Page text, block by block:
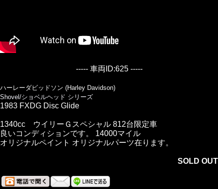
----- 車両ID:625 -----
ハーレーダビッドソン (Harley Davidson)
Shovel/ショベルヘッド シリーズ
1983 FXDG Disc Glide
1340cc ウイリーＧスペシャル 812台限定車
良いコンディションです。 14000マイル
オリジナルペイント オリジナルパーツ在ります。
SOLD OUT